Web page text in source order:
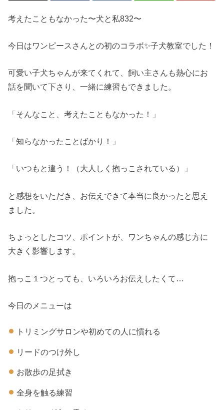
考えたこともなかった〜犬と私832〜
今日はワンピースさんとの初のコラボ✨子犬教室でした！
可愛い子犬ちゃんが来てくれて、飼い主さんも熱心にお
話を聞いて下さり、一緒に練習もできました。
「そんなこと、考えたこともなかった！」
「知らなかったことばかり！」
「いつもと違う！（大人しく抱っこされている）」
と感想をいただき、お伝えできて本当に良かったと思え
ました。
ちょっとしたコツ、ポイントが、ワンちゃんの感じ方に
大きく影響します。
抱っこ１つとっても、いろいろお伝えしたくて…
今日のメニューは
トリミングサロンや初めての人に慣れる
リードのつけ外し
お散歩の足拭き
全身を触る練習